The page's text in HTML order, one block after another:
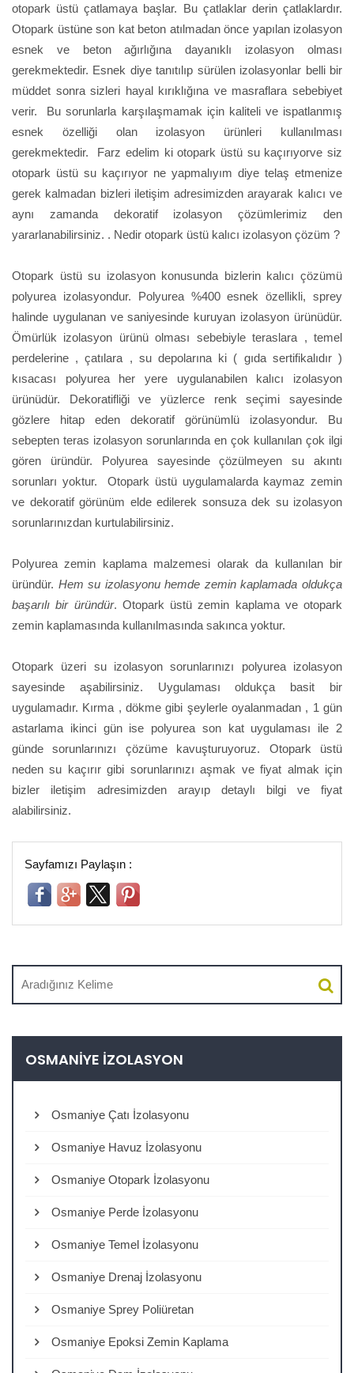
otopark üstü çatlamaya başlar. Bu çatlaklar derin çatlaklardır.
Otopark üstüne son kat beton atılmadan önce yapılan izolasyon
esnek ve beton ağırlığına dayanıklı izolasyon olması
gerekmektedir. Esnek diye tanıtılıp sürülen izolasyonlar belli bir
müddet sonra sizleri hayal kırıklığına ve masraflara sebebiyet
verir. Bu sorunlarla karşılaşmamak için kaliteli ve ispatlanmış
esnek özelliği olan izolasyon ürünleri kullanılması
gerekmektedir. Farz edelim ki otopark üstü su kaçırıyorve siz
otopark üstü su kaçırıyor ne yapmalıyım diye telaş etmenize
gerek kalmadan bizleri iletişim adresimizden arayarak kalıcı ve
aynı zamanda dekoratif izolasyon çözümlerimiz den
yararlanabilirsiniz. . Nedir otopark üstü kalıcı izolasyon çözüm ?
Otopark üstü su izolasyon konusunda bizlerin kalıcı çözümü
polyurea izolasyondur. Polyurea %400 esnek özellikli, sprey
halinde uygulanan ve saniyesinde kuruyan izolasyon ürünüdür.
Ömürlük izolasyon ürünü olması sebebiyle teraslara , temel
perdelerine , çatılara , su depolarına ki ( gıda sertifikalıdır )
kısacası polyurea her yere uygulanabilen kalıcı izolasyon
ürünüdür. Dekoratifliği ve yüzlerce renk seçimi sayesinde
gözlere hitap eden dekoratif görünümlü izolasyondur. Bu
sebepten teras izolasyon sorunlarında en çok kullanılan çok ilgi
gören üründür. Polyurea sayesinde çözülmeyen su akıntı
sorunları yoktur. Otopark üstü uygulamalarda kaymaz zemin
ve dekoratif görünüm elde edilerek sonsuza dek su izolasyon
sorunlarınızdan kurtulabilirsiniz.
Polyurea zemin kaplama malzemesi olarak da kullanılan bir
üründür. Hem su izolasyonu hemde zemin kaplamada oldukça
başarılı bir üründür. Otopark üstü zemin kaplama ve otopark
zemin kaplamasında kullanılmasında sakınca yoktur.
Otopark üzeri su izolasyon sorunlarınızı polyurea izolasyon
sayesinde aşabilirsiniz. Uygulaması oldukça basit bir
uygulamadır. Kırma , dökme gibi şeylerle oyalanmadan , 1 gün
astarlama ikinci gün ise polyurea son kat uygulaması ile 2
günde sorunlarınızı çözüme kavuşturuyoruz. Otopark üstü
neden su kaçırır gibi sorunlarınızı aşmak ve fiyat almak için
bizler iletişim adresimizden arayıp detaylı bilgi ve fiyat
alabilirsiniz.
Sayfamızı Paylaşın :
OSMANIYE İZOLASYON
Osmaniye Çatı İzolasyonu
Osmaniye Havuz İzolasyonu
Osmaniye Otopark İzolasyonu
Osmaniye Perde İzolasyonu
Osmaniye Temel İzolasyonu
Osmaniye Drenaj İzolasyonu
Osmaniye Sprey Poliüretan
Osmaniye Epoksi Zemin Kaplama